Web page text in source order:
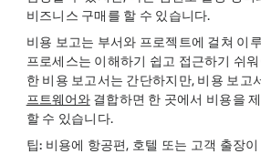
비즈니스 구매를 할 수 있습니다.
비용 보고는 부서와 프로젝트에 걸쳐 이
프로세스는 이해하기 쉽고 접근하기 쉬
한 비용 보고서는 간단하지만, 비용 보고
프트웨어와결합하면 한 곳에서 비용을
할 수 있습니다.
팁: 비용에 항공편, 호텔 또는 고객 출장